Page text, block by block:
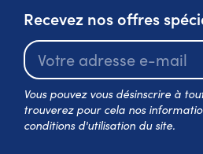
Recevez nos offres
Vous pouvez vous désinscrire à
trouverez pour cela nos
conditions d'utilisation du site.